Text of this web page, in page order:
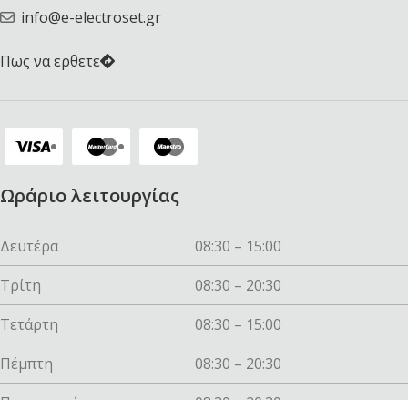
info@e-electroset.gr
Πως να ερθετε
Ωράριο λειτουργίας
Δευτέρα
08:30 – 15:00
Τρίτη
08:30 – 20:30
Τετάρτη
08:30 – 15:00
Πέμπτη
08:30 – 20:30